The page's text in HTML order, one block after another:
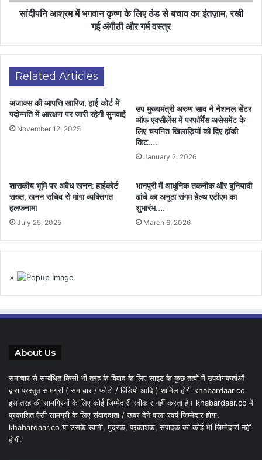
सांदीपनि आश्रम में भगवान कृष्ण के लिए ठंड से बचाव का इंतज़ाम, रखी
गई अंगीठी और गर्म वस्त्र
Related Articles
अजाक्स की आपत्ति खारिज, हाई कोर्ट में
पदोन्नति में आरक्षण पर जारी रहेगी सुनवाई
November 12, 2025
उप मुख्यमंत्री अरुण साव ने नेशनल सेंटर
ऑफ एक्सीलेंस में परफॉर्मेंस असेसमेंट के
लिए चयनित खिलाड़ियों को दिए हॉकी
किट….
January 2, 2026
शासकीय भूमि पर अवैध खनन: हाईकोर्ट
सख्त, खनन सचिव से मांगा व्यक्तिगत
हलफनामा
July 25, 2025
भानपुरी में आधुनिक तकनीक और बुनियादी
ढांचे का अनूठा संगम हेल्थ एटीएम का
शुभारंभ….
March 6, 2026
×
About Us
समाचार से सम्बंधित किसी भी तरह के विवाद के लिए साइट के कुछ तत्वों में उपयोगकर्ताओं
द्वारा प्रस्तुत सामग्री ( समाचार / फोटो / विडियो आदि ) शामिल होगी khabardaar.co
इस तरह की सामग्रियों के लिए कोई जिम्मेदारी स्वीकार नहीं करता है। khabardaar.co में
प्रकाशित ऐसी सामग्री के लिए संवाददाता / खबर देने वाला स्वयं जिम्मेदार होगा,
khabardaar.co या उसके स्वामी, मुद्रक, प्रकाशक, संपादक की कोई भी जिम्मेदारी नहीं
होगी.